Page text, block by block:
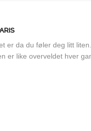
er da du føler deg litt
er like overveldet hver